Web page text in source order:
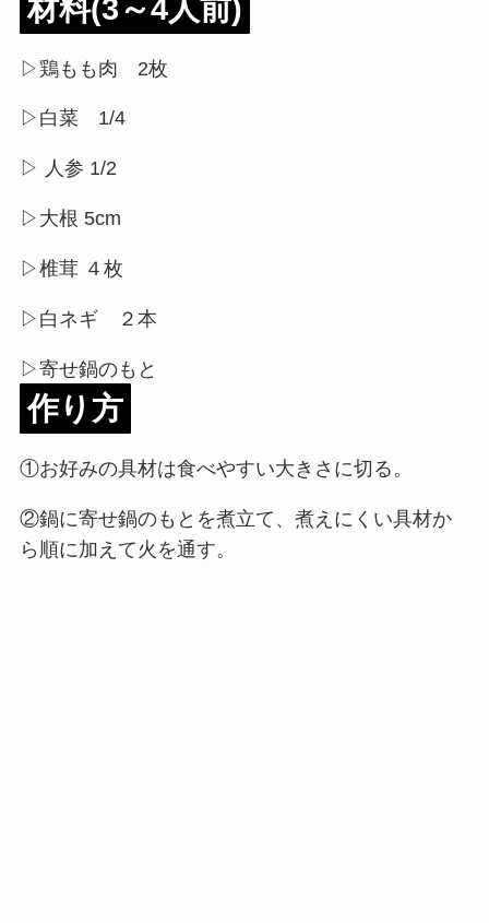
材料(3～4人前)
▷鶏もも肉 2枚
▷白菜 1/4
▷ 人参 1/2
▷大根 5cm
▷椎茸 ４枚
▷白ネギ ２本
▷寄せ鍋のもと
作り方
①お好みの具材は食べやすい大きさに切る。
②鍋に寄せ鍋のもとを煮立て、煮えにくい具材か
ら順に加えて火を通す。